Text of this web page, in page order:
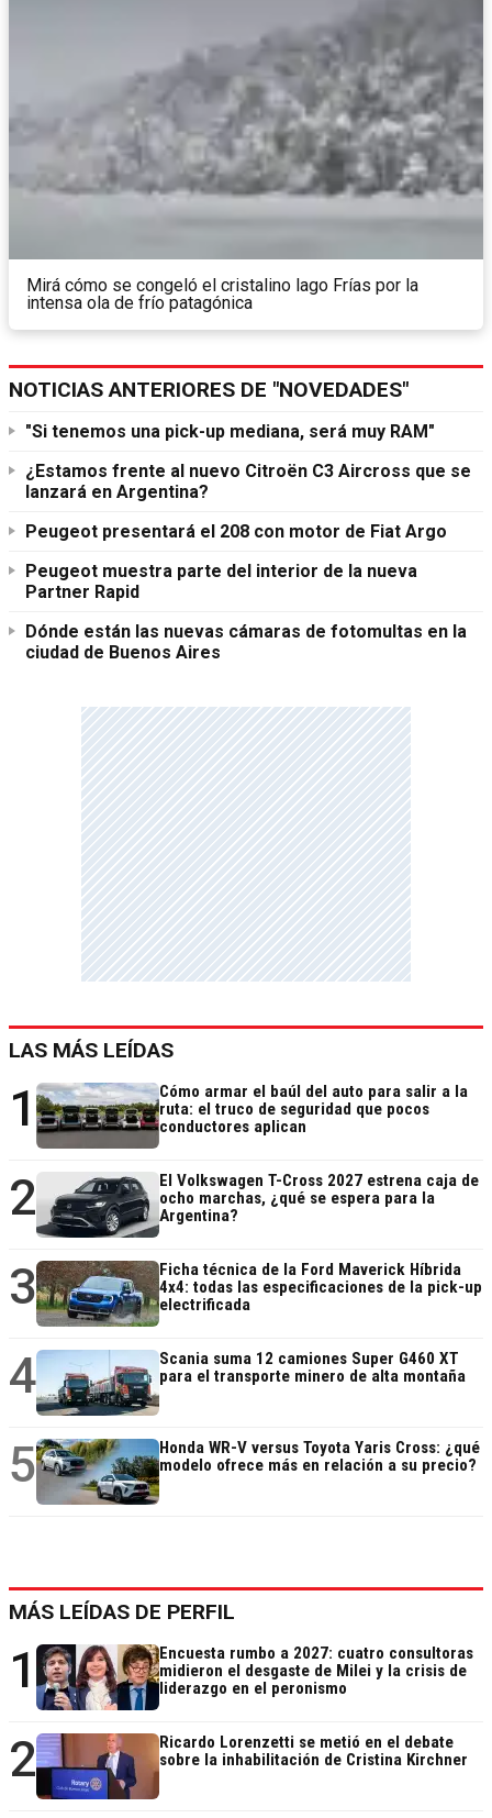
Mirá cómo se congeló el cristalino lago Frías por la
intensa ola de frío patagónica
NOTICIAS ANTERIORES DE "NOVEDADES"
"Si tenemos una pick-up mediana, será muy RAM"
¿Estamos frente al nuevo Citroën C3 Aircross que se
lanzará en Argentina?
Peugeot presentará el 208 con motor de Fiat Argo
Peugeot muestra parte del interior de la nueva
Partner Rapid
Dónde están las nuevas cámaras de fotomultas en la
ciudad de Buenos Aires
LAS MÁS LEÍDAS
1
Cómo armar el baúl del auto para salir a la
ruta: el truco de seguridad que pocos
conductores aplican
2
El Volkswagen T-Cross 2027 estrena caja de
ocho marchas, ¿qué se espera para la
Argentina?
3
Ficha técnica de la Ford Maverick Híbrida
4x4: todas las especificaciones de la pick-up
electrificada
4
Scania suma 12 camiones Super G460 XT
para el transporte minero de alta montaña
5
Honda WR-V versus Toyota Yaris Cross: ¿qué
modelo ofrece más en relación a su precio?
MÁS LEÍDAS DE PERFIL
1
Encuesta rumbo a 2027: cuatro consultoras
midieron el desgaste de Milei y la crisis de
liderazgo en el peronismo
2
Ricardo Lorenzetti se metió en el debate
sobre la inhabilitación de Cristina Kirchner